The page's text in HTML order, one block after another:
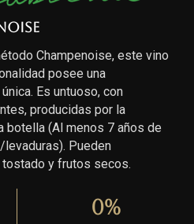
Champenoise, este vino
posee una
Es untuoso, con
producidas por la
botella (Al menos 7 años de
Pueden
tostado y frutos secos.
0%